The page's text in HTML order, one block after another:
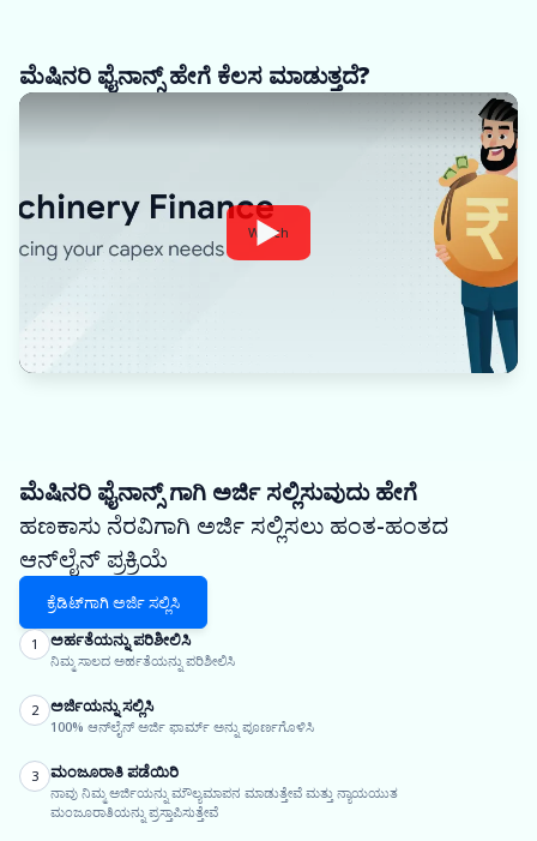
ಮೆಷಿನರಿ ಫೈನಾನ್ಸ್ ಹೇಗೆ ಕೆಲಸ ಮಾಡುತ್ತದೆ?
Watch
ಮೆಷಿನರಿ ಫೈನಾನ್ಸ್ ಗಾಗಿ ಅರ್ಜಿ ಸಲ್ಲಿಸುವುದು ಹೇಗೆ
ಹಣಕಾಸು ನೆರವಿಗಾಗಿ ಅರ್ಜಿ ಸಲ್ಲಿಸಲು ಹಂತ-ಹಂತದ
ಆನ್‌ಲೈನ್ ಪ್ರಕ್ರಿಯೆ
ಕ್ರೆಡಿಟ್‌ಗಾಗಿ ಅರ್ಜಿ ಸಲ್ಲಿಸಿ
1 ಅರ್ಹತೆಯನ್ನು ಪರಿಶೀಲಿಸಿ
ನಿಮ್ಮ ಸಾಲದ ಅರ್ಹತೆಯನ್ನು ಪರಿಶೀಲಿಸಿ
2 ಅರ್ಜಿಯನ್ನು ಸಲ್ಲಿಸಿ
100% ಆನ್‌ಲೈನ್ ಅರ್ಜಿ ಫಾರ್ಮ್ ಅನ್ನು ಪೂರ್ಣಗೊಳಿಸಿ
3 ಮಂಜೂರಾತಿ ಪಡೆಯಿರಿ
ನಾವು ನಿಮ್ಮ ಅರ್ಜಿಯನ್ನು ಮೌಲ್ಯಮಾಪನ ಮಾಡುತ್ತೇವೆ ಮತ್ತು ನ್ಯಾಯಯುತ
ಮಂಜೂರಾತಿಯನ್ನು ಪ್ರಸ್ತಾಪಿಸುತ್ತೇವೆ